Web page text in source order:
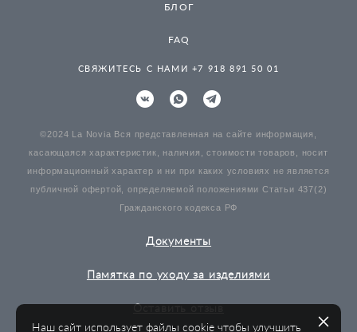
БЛОГ
FAQ
СВЯЖИТЕСЬ С НАМИ +7 918 891 50 01
©2024 La Novia Вся представленная на сайте информация,
касающаяся характеристик, наличия, стоимости товаров, носит
информационный характер и ни при каких условиях не является
публичной офертой, определяемой положениями Статьи 437(2)
Гражданского кодекса РФ
Документы
Памятка по уходу за изделиями
Оставить отзыв
Наш сайт использует файлы cookie чтобы улучшить